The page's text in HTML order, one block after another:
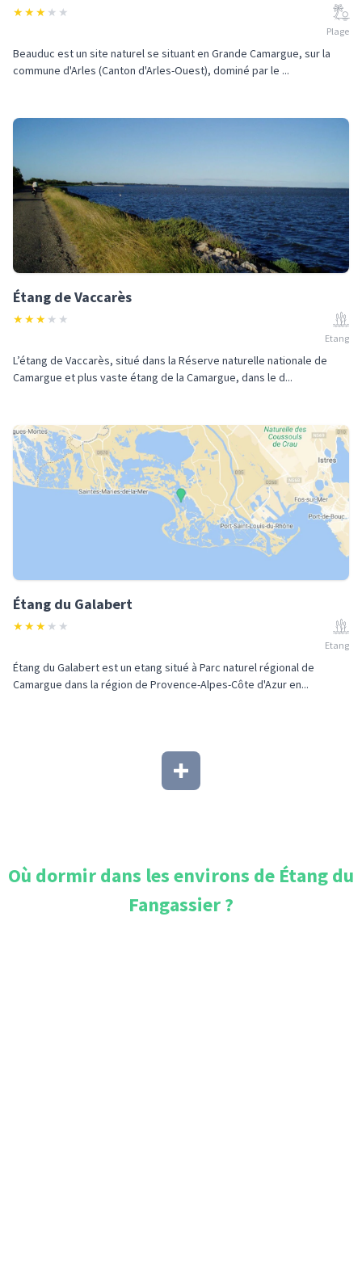
★★★ ★ ★
Plage
Beauduc est un site naturel se situant en Grande Camargue, sur la
commune d'Arles (Canton d'Arles-Ouest), dominé par le ...
Étang de Vaccarès
★★★ ★ ★
Etang
L’étang de Vaccarès, situé dans la Réserve naturelle nationale de
Camargue et plus vaste étang de la Camargue, dans le d...
Étang du Galabert
★★★ ★ ★
Etang
Étang du Galabert est un etang situé à Parc naturel régional de
Camargue dans la région de Provence-Alpes-Côte d'Azur en...
Où dormir dans les environs de Étang du
Fangassier?